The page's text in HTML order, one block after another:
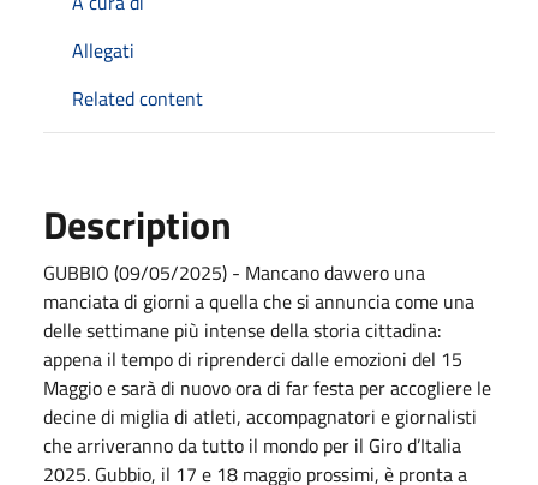
Allegati
Related content
Description
GUBBIO (09/05/2025) - Mancano davvero una
manciata di giorni a quella che si annuncia come una
delle settimane più intense della storia cittadina:
appena il tempo di riprenderci dalle emozioni del 15
Maggio e sarà di nuovo ora di far festa per accogliere le
decine di miglia di atleti, accompagnatori e giornalisti
che arriveranno da tutto il mondo per il Giro d’Italia
2025. Gubbio, il 17 e 18 maggio prossimi, è pronta a